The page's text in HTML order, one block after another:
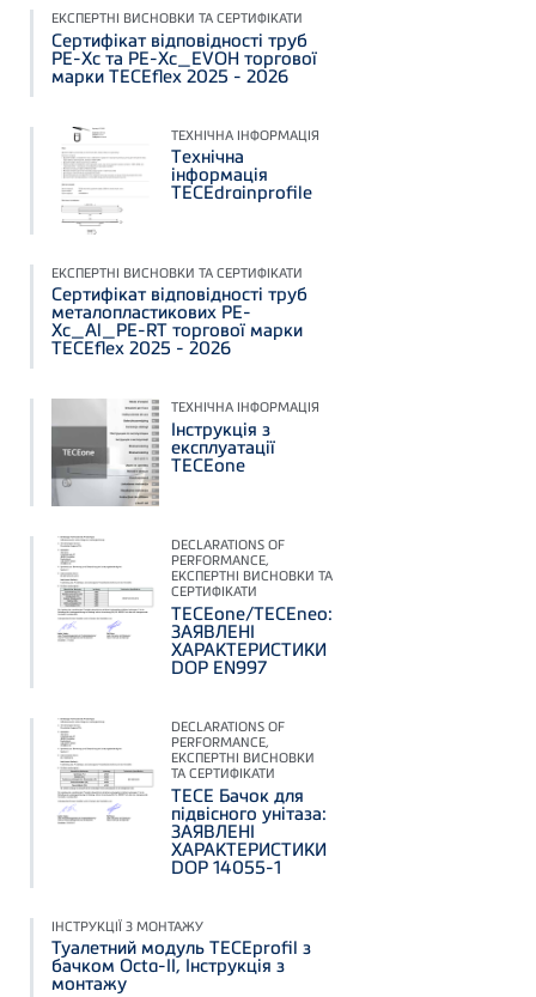
ЕКСПЕРТНІ ВИСНОВКИ ТА СЕРТИФІКАТИ
Сертифікат відповідності труб
PE-Xc та PE-Xc_EVOH торгової
марки TECEflex 2025 - 2026
ТЕХНІЧНА ІНФОРМАЦІЯ
Технічна
інформація
ТЕСЕdrainprofile
ЕКСПЕРТНІ ВИСНОВКИ ТА СЕРТИФІКАТИ
Сертифікат відповідності труб
металопластикових PE-
Xc_Al_PE-RT торгової марки
TECEflex 2025 - 2026
ТЕХНІЧНА ІНФОРМАЦІЯ
Інструкція з
експлуатації
TECEone
DECLARATIONS OF
PERFORMANCE,
ЕКСПЕРТНІ ВИСНОВКИ ТА
СЕРТИФІКАТИ
TECEone/TECEneo:
ЗАЯВЛЕНІ
ХАРАКТЕРИСТИКИ
DOP EN997
DECLARATIONS OF
PERFORMANCE,
ЕКСПЕРТНІ ВИСНОВКИ
ТА СЕРТИФІКАТИ
TECE Бачок для
підвісного унітаза:
ЗАЯВЛЕНІ
ХАРАКТЕРИСТИКИ
DOP 14055-1
ІНСТРУКЦІЇ З МОНТАЖУ
Туалетний модуль TECEprofil з
бачком Octa-II, Інструкція з
монтажу